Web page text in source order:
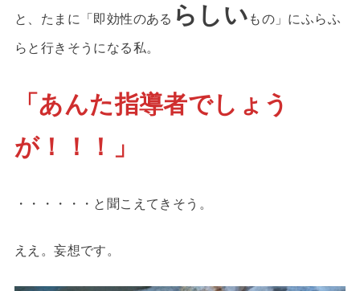
と、たまに「即効性のある らしい もの」にふらふ
らと行きそうになる私。
「あんた指導者でしょう
が！！！」
・・・・・・と聞こえてきそう。
ええ。妄想です。